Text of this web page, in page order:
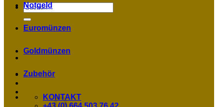
Suchen
nach:
Notgeld
Euromünzen
Goldmünzen
Zubehör
KONTAKT